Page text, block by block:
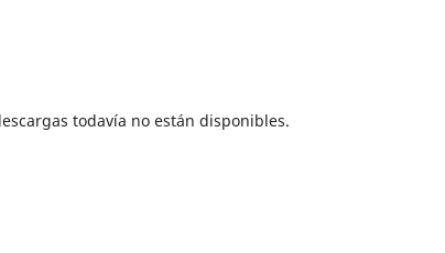
todavía no están disponibles.